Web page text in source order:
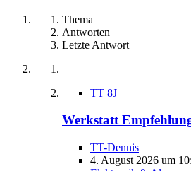
Thema
Antworten
Letzte Antwort
TT 8J
Werkstatt
TT-Dennis
4. August 2026 um